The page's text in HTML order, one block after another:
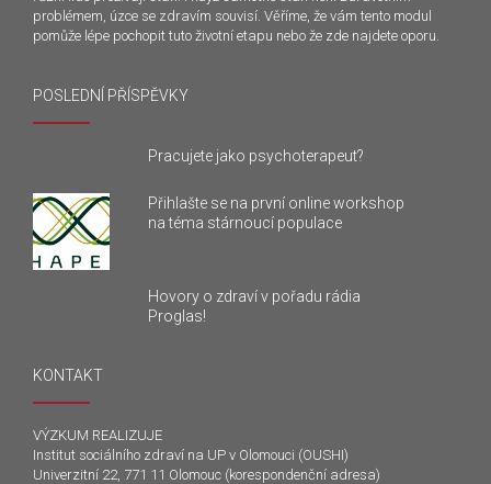
problémem, úzce se zdravím souvisí. Věříme, že vám tento modul
pomůže lépe pochopit tuto životní etapu nebo že zde najdete oporu.
POSLEDNÍ PŘÍSPĚVKY
Pracujete jako psychoterapeut?
Přihlašte se na první online workshop
na téma stárnoucí populace
Hovory o zdraví v pořadu rádia
Proglas!
KONTAKT
VÝZKUM REALIZUJE
Institut sociálního zdraví na UP v Olomouci (OUSHI)
Univerzitní 22, 771 11 Olomouc (korespondenční adresa)